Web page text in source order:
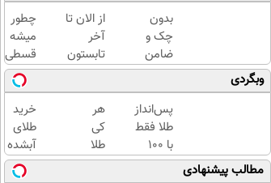
بدون
چک و
ضامن
تا 100
میلیون
اعتبار
خرید
طلا
بگیر!
از الان تا
آخر
تابستون
حداقل
12کیلو
چربی
میسوزونی
🧨
چطور
میشه
قسطی
طلا
خرید |
با
طلاسی
پس
انداز
کنید
وبگردی
پس‌انداز
طلا فقط
با ۱۰۰
هزارتومان
هر
کی
طلا
داره،
خرید
طلای
آبشده
حتی با
مطالب پیشنهادی